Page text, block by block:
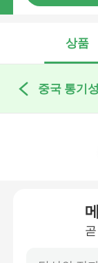
상품
중국 통기